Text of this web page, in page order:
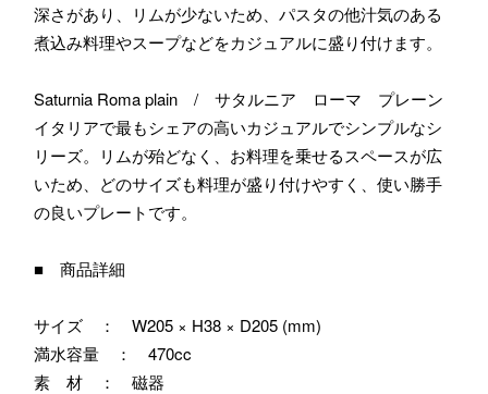
深さがあり、リムが少ないため、パスタの他汁気のある
煮込み料理やスープなどをカジュアルに盛り付けます。
Saturnia Roma plain / サタルニア ローマ プレーン
イタリアで最もシェアの高いカジュアルでシンプルなシ
リーズ。リムが殆どなく、お料理を乗せるスペースが広
いため、どのサイズも料理が盛り付けやすく、使い勝手
の良いプレートです。
■ 商品詳細
サイズ ： W205 × H38 × D205 (mm)
満水容量 ： 470cc
素 材 ： 磁器